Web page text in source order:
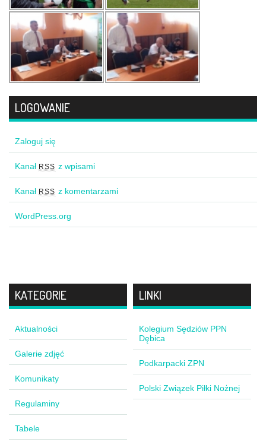
LOGOWANIE
Zaloguj się
Kanał RSS z wpisami
Kanał RSS z komentarzami
WordPress.org
KATEGORIE
Aktualności
Galerie zdjęć
Komunikaty
Regulaminy
Tabele
LINKI
Kolegium Sędziów PPN
Dębica
Podkarpacki ZPN
Polski Związek Piłki Nożnej